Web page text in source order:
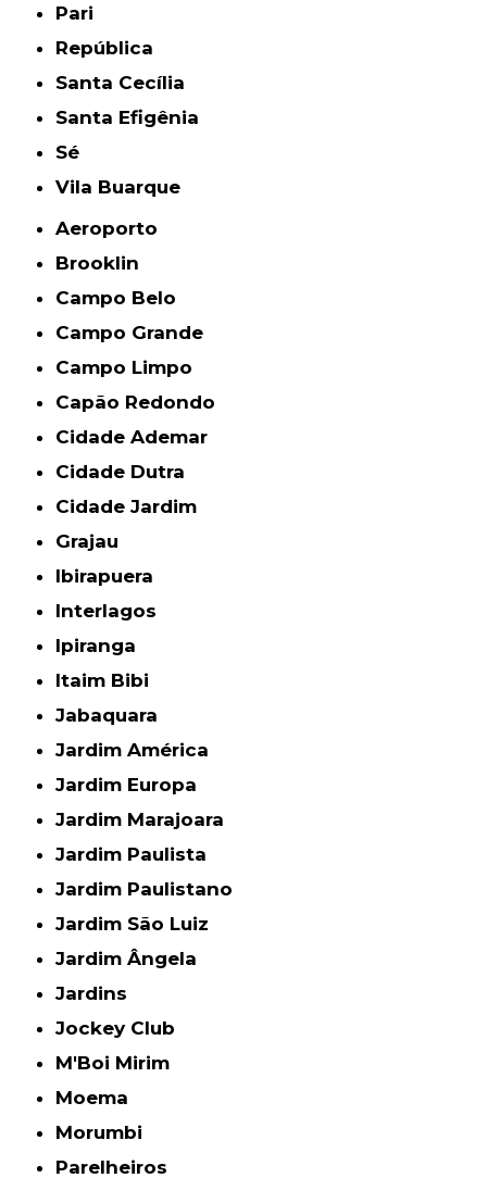
Pari
República
Santa Cecília
Santa Efigênia
Sé
Vila Buarque
Aeroporto
Brooklin
Campo Belo
Campo Grande
Campo Limpo
Capão Redondo
Cidade Ademar
Cidade Dutra
Cidade Jardim
Grajau
Ibirapuera
Interlagos
Ipiranga
Itaim Bibi
Jabaquara
Jardim América
Jardim Europa
Jardim Marajoara
Jardim Paulista
Jardim Paulistano
Jardim São Luiz
Jardim Ângela
Jardins
Jockey Club
M'Boi Mirim
Moema
Morumbi
Parelheiros